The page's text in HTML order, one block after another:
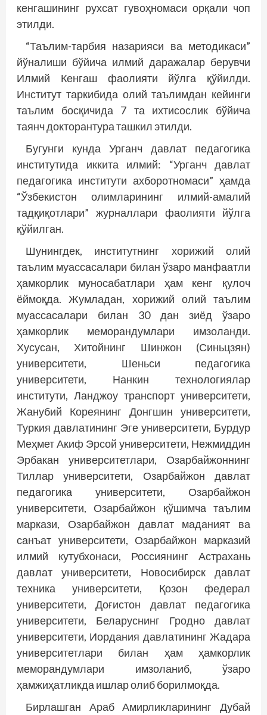
кенгашининг рухсат гувоҳномаси орқали чоп
этилди.
“Таълим-тарбия назарияси ва методикаси”
йўналиши бўйича илмий даражалар берувчи
Илмий Кенгаш фаолияти йўлга қўйилди.
Институт таркибида олий таълимдан кейинги
таълим босқичида 7 та ихтисослик бўйича
таянч докторантура ташкил этилди.
Бугунги кунда Урганч давлат педагогика
институтида иккита илмий: “Урганч давлат
педагогика институти ахборотномаси” ҳамда
“Ўзбекистон олимларининг илмий-амалий
тадқиқотлари” журналлари фаолияти йўлга
қўйилган.
Шунингдек, институтнинг хорижий олий
таълим муассасалари билан ўзаро манфаатли
ҳамкорлик муносабатлари ҳам кенг қулоч
ёймоқда. Жумладан, хорижий олий таълим
муассасалари билан 30 дан зиёд ўзаро
ҳамкорлик меморандумлари имзоланди.
Хусусан, Хитойнинг Шинжон (Синьцзян)
университети, Шеньси педагогика
университети, Нанкин технологиялар
институти, Ланджоу транспорт университети,
Жанубий Кореянинг Донгшин университети,
Туркия давлатининг Эге университети, Бурдур
Меҳмет Акиф Эрсой университети, Нежмиддин
Эрбакан университетлари, Озарбайжоннинг
Тиллар университети, Озарбайжон давлат
педагогика университети, Озарбайжон
университети, Озарбайжон қўшимча таълим
маркази, Озарбайжон давлат маданият ва
санъат университети, Озарбайжон марказий
илмий кутубхонаси, Россиянинг Астрахань
давлат университети, Новосибирск давлат
техника университети, Қозон федерал
университети, Доғистон давлат педагогика
университети, Беларуснинг Гродно давлат
университети, Иордания давлатининг Жадара
университетлари билан ҳам ҳамкорлик
меморандумлари имзоланиб, ўзаро
ҳамжиҳатликда ишлар олиб борилмоқда.
Бирлашган Араб Амирликларининг Дубай